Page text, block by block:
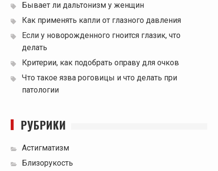
Бывает ли дальтонизм у женщин
Как применять капли от глазного давления
Если у новорожденного гноится глазик, что
делать
Критерии, как подобрать оправу для очков
Что такое язва роговицы и что делать при
патологии
РУБРИКИ
Астигматизм
Близорукость